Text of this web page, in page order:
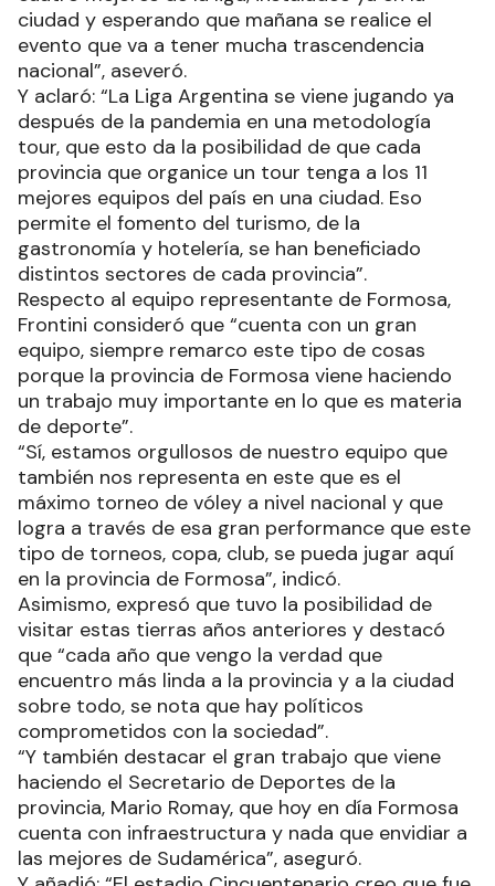
ciudad y esperando que mañana se realice el
evento que va a tener mucha trascendencia
nacional”, aseveró.
Y aclaró: “La Liga Argentina se viene jugando ya
después de la pandemia en una metodología
tour, que esto da la posibilidad de que cada
provincia que organice un tour tenga a los 11
mejores equipos del país en una ciudad. Eso
permite el fomento del turismo, de la
gastronomía y hotelería, se han beneficiado
distintos sectores de cada provincia”.
Respecto al equipo representante de Formosa,
Frontini consideró que “cuenta con un gran
equipo, siempre remarco este tipo de cosas
porque la provincia de Formosa viene haciendo
un trabajo muy importante en lo que es materia
de deporte”.
“Sí, estamos orgullosos de nuestro equipo que
también nos representa en este que es el
máximo torneo de vóley a nivel nacional y que
logra a través de esa gran performance que este
tipo de torneos, copa, club, se pueda jugar aquí
en la provincia de Formosa”, indicó.
Asimismo, expresó que tuvo la posibilidad de
visitar estas tierras años anteriores y destacó
que “cada año que vengo la verdad que
encuentro más linda a la provincia y a la ciudad
sobre todo, se nota que hay políticos
comprometidos con la sociedad”.
“Y también destacar el gran trabajo que viene
haciendo el Secretario de Deportes de la
provincia, Mario Romay, que hoy en día Formosa
cuenta con infraestructura y nada que envidiar a
las mejores de Sudamérica”, aseguró.